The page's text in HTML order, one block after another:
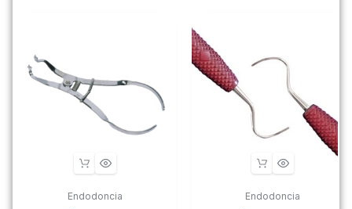
Endodoncia Endodoncia